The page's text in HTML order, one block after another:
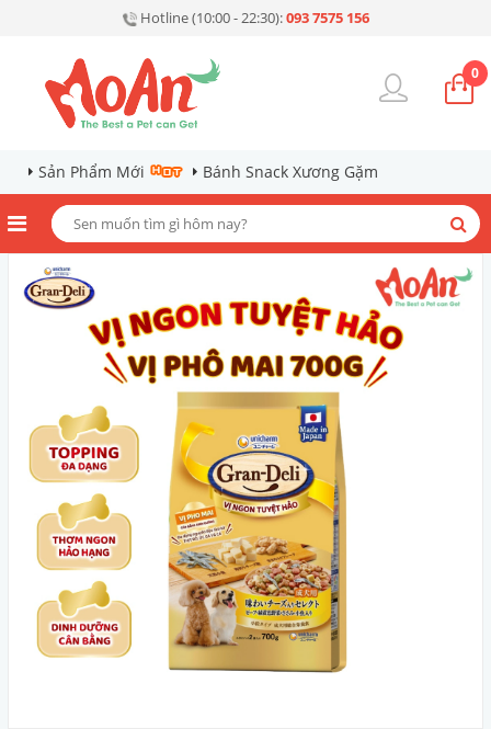
Hotline (10:00 - 22:30):093 7575 156
0
Sản Phẩm Mới Bánh Snack Xương Gặm